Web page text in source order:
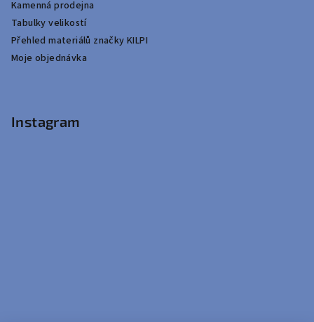
Kamenná prodejna
Tabulky velikostí
Přehled materiálů značky KILPI
Moje objednávka
Instagram